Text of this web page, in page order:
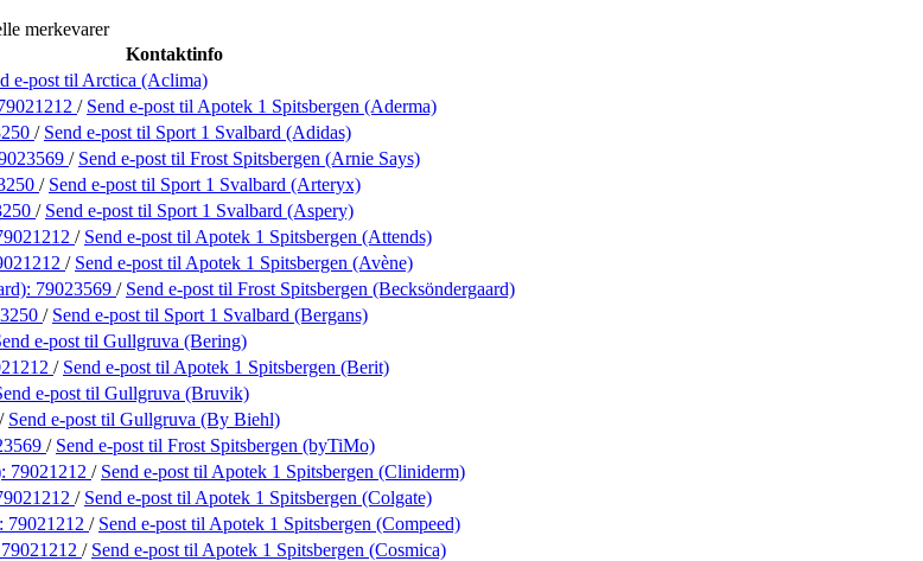
merkevarer
Kontaktinfo
e-post til Arctica (Aclima)
/ Send e-post til Apotek 1 Spitsbergen (Aderma)
/ Send e-post til Sport 1 Svalbard (Adidas)
/ Send e-post til Frost Spitsbergen (Arnie Says)
/ Send e-post til Sport 1 Svalbard (Arteryx)
/ Send e-post til Sport 1 Svalbard (Aspery)
/ Send e-post til Apotek 1 Spitsbergen (Attends)
/ Send e-post til Apotek 1 Spitsbergen (Avène)
79023569 / Send e-post til Frost Spitsbergen (Becksöndergaard)
/ Send e-post til Sport 1 Svalbard (Bergans)
e-post til Gullgruva (Bering)
/ Send e-post til Apotek 1 Spitsbergen (Berit)
e-post til Gullgruva (Bruvik)
/ Send e-post til Gullgruva (By Biehl)
/ Send e-post til Frost Spitsbergen (byTiMo)
79021212 / Send e-post til Apotek 1 Spitsbergen (Cliniderm)
/ Send e-post til Apotek 1 Spitsbergen (Colgate)
79021212 / Send e-post til Apotek 1 Spitsbergen (Compeed)
79021212 / Send e-post til Apotek 1 Spitsbergen (Cosmica)